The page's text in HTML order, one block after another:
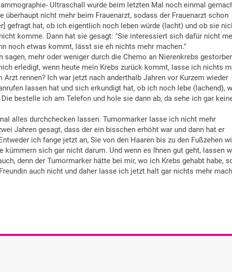
Ultraschall wurde beim letzten Mal noch einmal
überhaupt nicht mehr beim Frauenarzt, sodass der Frauenarzt schon
gefragt hat, ob ich eigentlich noch leben würde (lacht) und ob sie
komme. Dann hat sie gesagt: "Sie interessiert sich dafür nicht
noch etwas kommt, lässt sie eh nichts mehr machen."
sagen, mehr oder weniger durch die Chemo an Nierenkrebs
erledigt, wenn heute mein Krebs zurück kommt, lasse ich nichts
Arzt rennen? Ich war jetzt nach anderthalb Jahren vor Kurzem wieder
lassen hat und sich erkundigt hat, ob ich noch lebe (lachend),
bestelle ich am Telefon und hole sie dann ab, da sehe ich gar
alles durchchecken lassen. Tumormarker lasse ich nicht mehr
Jahren gesagt, dass der ein bisschen erhöht war und dann hat er
ich fange jetzt an, Sie von den Haaren bis zu den Fußzehen
kümmern sich gar nicht darum. Und wenn es Ihnen gut geht, lassen
denn der Tumormarker hätte bei mir, wo ich Krebs gehabt habe,
auch nicht und daher lasse ich jetzt halt gar nichts mehr